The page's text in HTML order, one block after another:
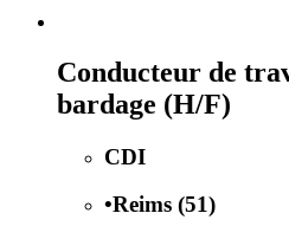
Conducteur de
bardage (H/F)
CDI
•Reims (51)